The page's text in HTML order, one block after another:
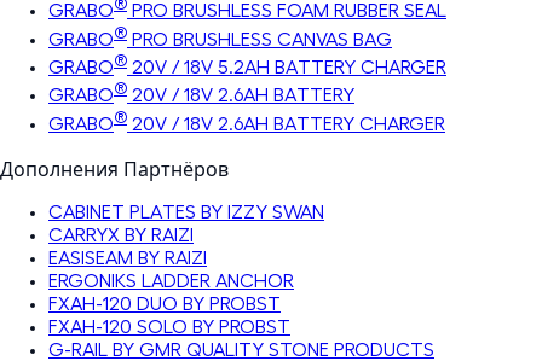
GRABO® PRO BRUSHLESS FOAM RUBBER SEAL
GRABO® PRO BRUSHLESS CANVAS BAG
GRABO® 20V / 18V 5.2AH BATTERY CHARGER
GRABO® 20V / 18V 2.6AH BATTERY
GRABO® 20V / 18V 2.6AH BATTERY CHARGER
Дополнения Партнёров
CABINET PLATES BY IZZY SWAN
CARRYX BY RAIZI
EASISEAM BY RAIZI
ERGONIKS LADDER ANCHOR
FXAH-120 DUO BY PROBST
FXAH-120 SOLO BY PROBST
G-RAIL BY GMR QUALITY STONE PRODUCTS